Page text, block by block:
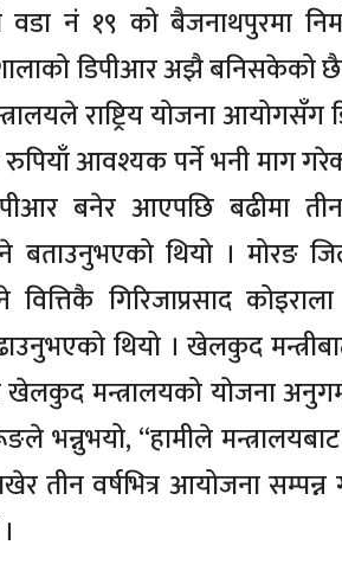
वडा नं १९ को बैजनाथपुरमा
डिपीआर अझै बनिसकेको
राष्ट्रिय योजना आयोगसँग
आवश्यक पर्ने भनी माग
बनेर आएपछि बढीमा
बताउनुभएको थियो । मोरङ
गिरिजाप्रसाद
थियो । खेलकुद
मन्त्रालयको योजना
‘‘हामीले
तीन वर्षभित्र आयोजना सम्पन्न